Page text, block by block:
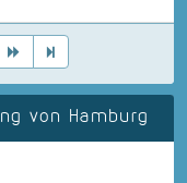
von Hamburg